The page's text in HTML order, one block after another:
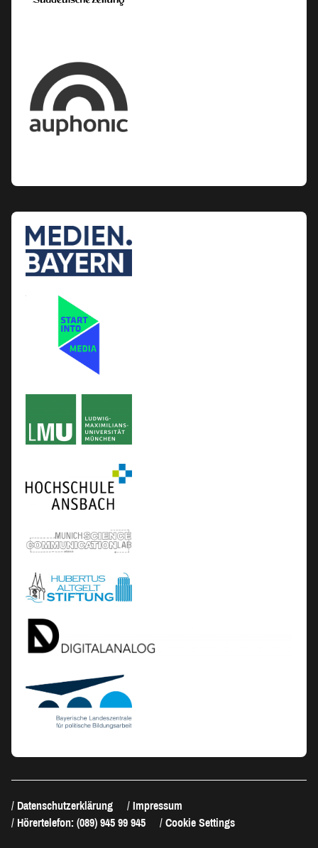
Datenschutzerklärung
Impressum
Hörertelefon: (089) 945 99 945
Cookie Settings